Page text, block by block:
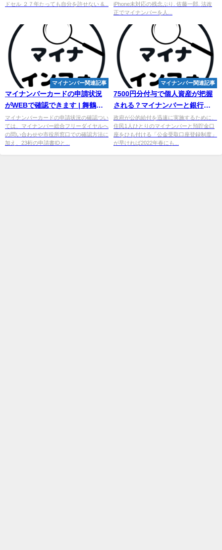
ドセル ２７年たっても自分を許せない &...
iPhone未対応の残念ぶり. 佐藤一郎. 法改
正でマイナンバーを人...
マイナンバー関連記事
マイナンバーカードの申請状況
がWEBで確認できます | 舞鶴市
公式ホームページ
マイナンバーカードの申請状況の確認つい
ては、マイナンバー総合フリーダイヤルへ
の問い合わせや市役所窓口での確認方法に
加え、23桁の申請書IDと...
マイナンバー関連記事
7500円分付与で個人資産が把握
される？ マイナンバーと銀行口
座のひも付けに「誤解」 | 日経
...
政府が公的給付を迅速に実施するために、
住民1人ひとりのマイナンバーと預貯金口
座をひも付ける「公金受取口座登録制度」
が早ければ2022年春にも...